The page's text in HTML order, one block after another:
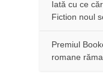
Iată cu ce
Fiction noul
Premiul
romane